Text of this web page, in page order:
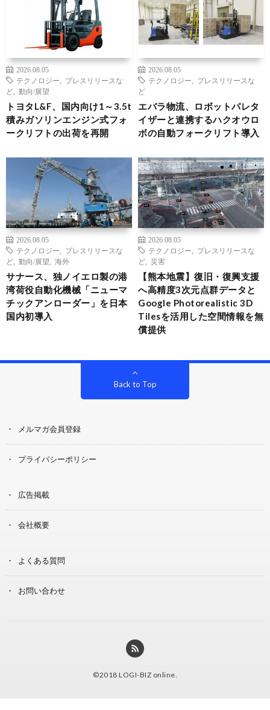
2026.08.05
テクノロジー
プレスリリースな
ど
動向/展望
トヨタL&F、国内向け1～3.5t
積みガソリンエンジン式フォ
ークリフトの出荷を再開
2026.08.05
テクノロジー
プレスリリースな
ど
エバラ物流、ロボットパレタ
イザーと連携するハクオウロ
ボの自動フォークリフト導入
2026.08.05
テクノロジー
プレスリリースな
ど
動向/展望 海外
サナース、独ノイエロ製の港
湾荷役自動化機械「ニューマ
チックアンローダー」を日本
国内初導入
2026.08.05
テクノロジー
プレスリリースな
ど
災害
【熊本地震】復旧・復興支援
へ高精度3次元点群データと
Google Photorealistic 3D
Tilesを活用した空間情報を無
償提供
Back to Top
メルマガ会員登録
プライバシーポリシー
広告掲載
会社概要
よくある質問
お問い合わせ
©2018 LOGI-BIZ online.